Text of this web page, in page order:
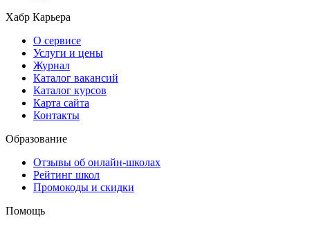
Хабр Карьера
О сервисе
Услуги и цены
Журнал
Каталог вакансий
Каталог курсов
Карта сайта
Контакты
Образование
Отзывы об онлайн-школах
Рейтинг школ
Промокоды и скидки
Помощь